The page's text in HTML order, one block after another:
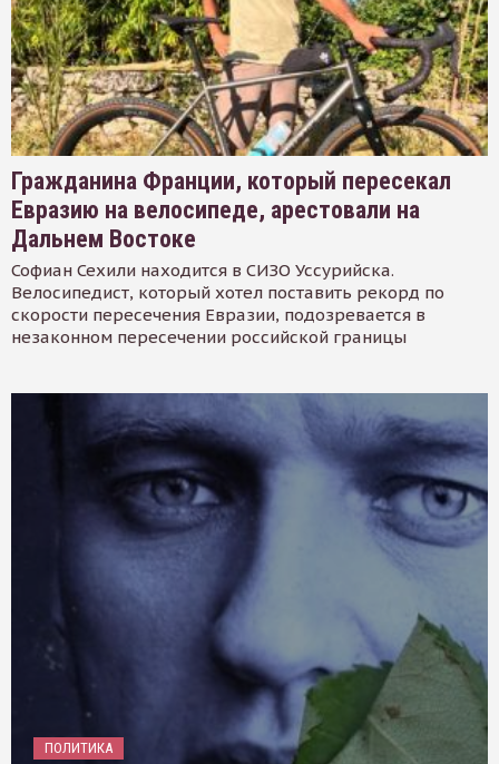
Гражданина Франции, который пересекал
Евразию на велосипеде, арестовали на
Дальнем Востоке
Софиан Сехили находится в СИЗО Уссурийска.
Велосипедист, который хотел поставить рекорд по
скорости пересечения Евразии, подозревается в
незаконном пересечении российской границы
ПОЛИТИКА